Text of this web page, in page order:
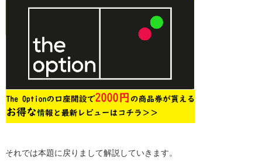
それでは本題に戻りまして解説していきます。